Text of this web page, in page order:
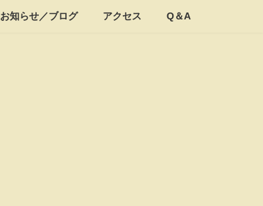
お知らせ／ブログ アクセス Q＆A